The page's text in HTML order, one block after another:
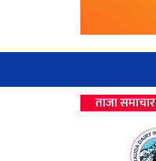
ताजा समाचार
उपहार ‘लगानी बोर्डको सीईओ’